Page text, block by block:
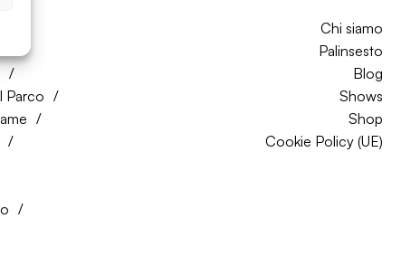
Parco
Chi siamo
Palinsesto
Blog
Shows
Shop
Cookie Policy (UE)